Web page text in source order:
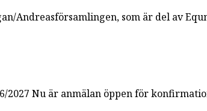
Andreasförsamlingen, som är del av
Nu är anmälan öppen för